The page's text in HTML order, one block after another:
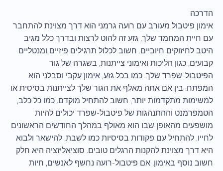
הדרכה
אימון פיטבול מעורב עם רועה גרמני הוא דרך מצוינת להתחבר
עם חיית המחמד שלך. גזע זה להוט לרצות ובדרך כלל מגיב
היטב לחיזוקים חיוביים. חשוב לכלול תרגילים פיזיים ומנטליים
קבועים, כגון הליכות ואימוני צייתנות, בשגרה של גור
הפיטבול-שפרד שלך. כמו בכל גזע, אימון עקבי וסבלני הוא
המפתח. בין אם אתה מאלף את הגור שלך לצייתנות בסיסית או
למשימות מתקדמות יותר, חשוב להתחיל מוקדם. כמו כל כלב,
הטמפרמנט וההתנהגות של פיטבול-שפרד יכולים להיות
מושפעים מהאופן שבו הוא מאולף במהלך החודשים הראשונים
לחייו. להתחיל עם פקודות בסיסיות כמו לשבת, להישאר ולבוא
היא דרך מצוינת להקנות הרגלים טובים. סוציאליזציה היא חלק
חשוב נוסף באימון. אם פיטבול-רועה נחשף לאנשים, חיות